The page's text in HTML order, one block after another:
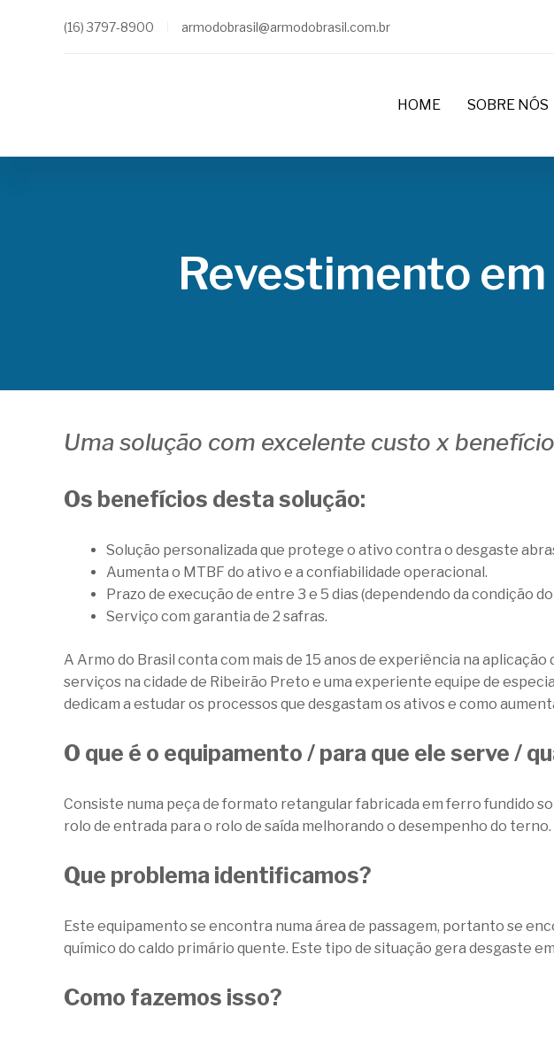
(16) 3797-8900 armodobrasil@armodobrasil.com.br
HOME SOBRE NÓS
Revestimento
Uma solução com excelente custo x benefício
Os benefícios desta solução:
Solução personalizada que protege o ativo contra o desgaste
Aumenta o MTBF do ativo e a confiabilidade operacional.
Prazo de execução de entre 3 e 5 dias (dependendo da condição
Serviço com garantia de 2 safras.
A Armo do Brasil conta com mais de 15 anos de experiência na
serviços na cidade de Ribeirão Preto e uma experiente equipe de
dedicam a estudar os processos que desgastam os ativos e como
O que é o equipamento / para que ele serve /
Consiste numa peça de formato retangular fabricada em ferro fundido
rolo de entrada para o rolo de saída melhorando o desempenho do terno.
Que problema identificamos?
Este equipamento se encontra numa área de passagem, portanto se
químico do caldo primário quente. Este tipo de situação gera desgaste
Como fazemos isso?